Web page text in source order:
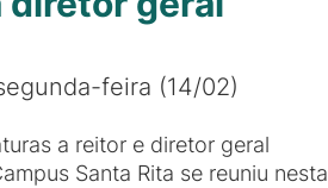
feira (14/02)
a reitor e diretor geral
Santa Rita se reuniu nesta